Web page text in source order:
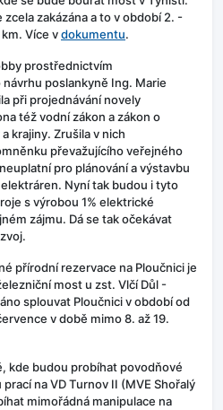
zcela zakázána a to v období 2. -
Více vdokumentu.
prostřednictvím
poslankyně Ing. Marie
při projednávání novely
též vodní zákon a zákon o
krajiny. Zrušila v nich
převažujícího veřejného
pro plánování a výstavbu
Nyní tak budou i tyto
s výrobou 1% elektrické
zájmu. Dá se tak očekávat
přírodní rezervace na Ploučnici je
most u zst. Vlčí Důl -
splouvat Ploučnici v období od
v době mimo 8. až 19.
kde budou probíhat povodňové
na VD Turnov II (MVE Shořalý
mimořádná manipulace na